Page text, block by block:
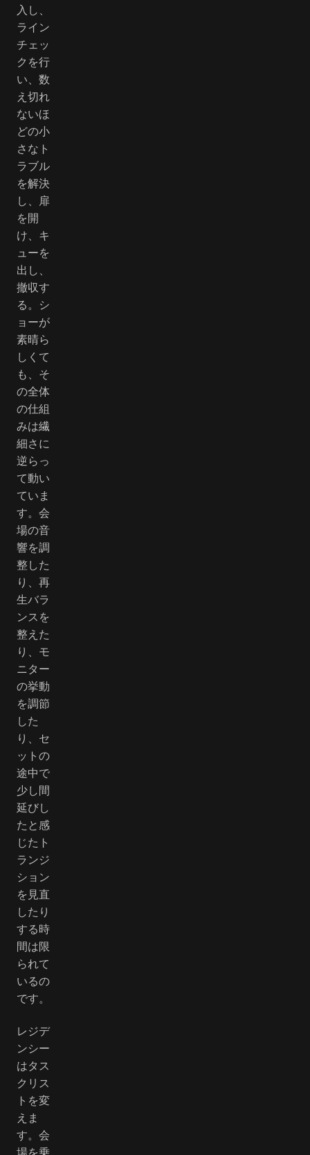
入し、
ライン
チェッ
クを行
い、数
え切れ
ないほ
どの小
さなト
ラブル
を解決
し、扉
を開
け、キ
ューを
出し、
撤収す
る。シ
ョーが
素晴ら
しくて
も、そ
の全体
の仕組
みは繊
細さに
逆らっ
て動い
ていま
す。会
場の音
響を調
整した
り、再
生バラ
ンスを
整えた
り、モ
ニター
の挙動
を調節
した
り、セ
ットの
途中で
少し間
延びし
たと感
じたト
ランジ
ション
を見直
したり
する時
間は限
られて
いるの
です。
レジデ
ンシー
はタス
クリス
トを変
えま
す。会
場を乗